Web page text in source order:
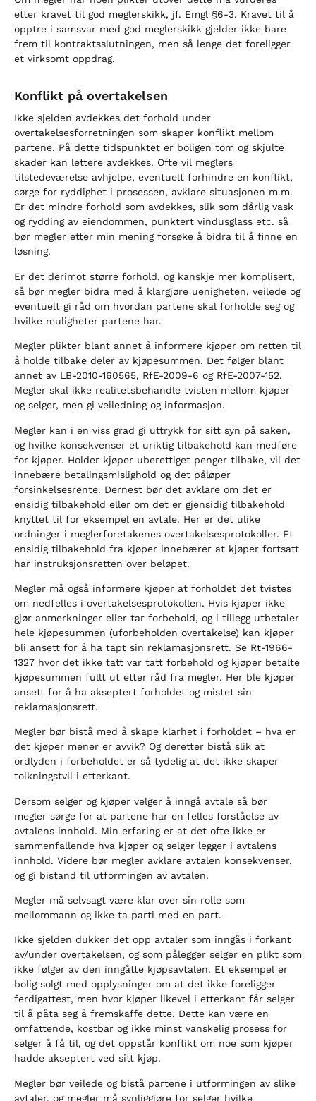
etter kravet til god meglerskikk, jf. Emgl §6-3. Kravet til å
opptre i samsvar med god meglerskikk gjelder ikke bare
frem til kontraktsslutningen, men så lenge det foreligger
et virksomt oppdrag.
Konflikt på overtakelsen
Ikke sjelden avdekkes det forhold under
overtakelsesforretningen som skaper konflikt mellom
partene. På dette tidspunktet er boligen tom og skjulte
skader kan lettere avdekkes. Ofte vil meglers
tilstedeværelse avhjelpe, eventuelt forhindre en konflikt,
sørge for ryddighet i prosessen, avklare situasjonen m.m.
Er det mindre forhold som avdekkes, slik som dårlig vask
og rydding av eiendommen, punktert vindusglass etc. så
bør megler etter min mening forsøke å bidra til å finne en
løsning.
Er det derimot større forhold, og kanskje mer komplisert,
så bør megler bidra med å klargjøre uenigheten, veilede og
eventuelt gi råd om hvordan partene skal forholde seg og
hvilke muligheter partene har.
Megler plikter blant annet å informere kjøper om retten til
å holde tilbake deler av kjøpesummen. Det følger blant
annet av LB-2010-160565, RfE-2009-6 og RfE-2007-152.
Megler skal ikke realitetsbehandle tvisten mellom kjøper
og selger, men gi veiledning og informasjon.
Megler kan i en viss grad gi uttrykk for sitt syn på saken,
og hvilke konsekvenser et uriktig tilbakehold kan medføre
for kjøper. Holder kjøper uberettiget penger tilbake, vil det
innebære betalingsmislighold og det påløper
forsinkelsesrente. Dernest bør det avklare om det er
ensidig tilbakehold eller om det er gjensidig tilbakehold
knyttet til for eksempel en avtale. Her er det ulike
ordninger i meglerforetakenes overtakelsesprotokoller. Et
ensidig tilbakehold fra kjøper innebærer at kjøper fortsatt
har instruksjonsretten over beløpet.
Megler må også informere kjøper at forholdet det tvistes
om nedfelles i overtakelsesprotokollen. Hvis kjøper ikke
gjør anmerkninger eller tar forbehold, og i tillegg utbetaler
hele kjøpesummen (uforbeholden overtakelse) kan kjøper
bli ansett for å ha tapt sin reklamasjonsrett. Se Rt-1966-
1327 hvor det ikke tatt var tatt forbehold og kjøper betalte
kjøpesummen fullt ut etter råd fra megler. Her ble kjøper
ansett for å ha akseptert forholdet og mistet sin
reklamasjonsrett.
Megler bør bistå med å skape klarhet i forholdet – hva er
det kjøper mener er avvik? Og deretter bistå slik at
ordlyden i forbeholdet er så tydelig at det ikke skaper
tolkningstvil i etterkant.
Dersom selger og kjøper velger å inngå avtale så bør
megler sørge for at partene har en felles forståelse av
avtalens innhold. Min erfaring er at det ofte ikke er
sammenfallende hva kjøper og selger legger i avtalens
innhold. Videre bør megler avklare avtalen konsekvenser,
og gi bistand til utformingen av avtalen.
Megler må selvsagt være klar over sin rolle som
mellommann og ikke ta parti med en part.
Ikke sjelden dukker det opp avtaler som inngås i forkant
av/under overtakelsen, og som pålegger selger en plikt som
ikke følger av den inngåtte kjøpsavtalen. Et eksempel er
bolig solgt med opplysninger om at det ikke foreligger
ferdigattest, men hvor kjøper likevel i etterkant får selger
til å påta seg å fremskaffe dette. Dette kan være en
omfattende, kostbar og ikke minst vanskelig prosess for
selger å få til, og det oppstår konflikt om noe som kjøper
hadde akseptert ved sitt kjøp.
Megler bør veilede og bistå partene i utformingen av slike
avtaler, og megler må synliggjøre for selger hvilke